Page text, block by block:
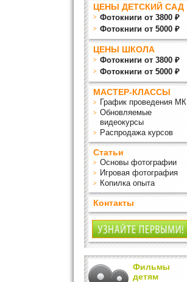
ЦЕНЫ ДЕТСКИЙ САД
Фотокниги от 3800 ₽
Фотокниги от 5000 ₽
ЦЕНЫ ШКОЛА
Фотокниги от 3800 ₽
Фотокниги от 5000 ₽
МАСТЕР-КЛАССЫ
График проведения МК
Обновляемые
видеокурсы
Распродажа курсов
Статьи
Основы фотографии
Игровая фотография
Копилка опыта
Контакты
Фильмы
детям